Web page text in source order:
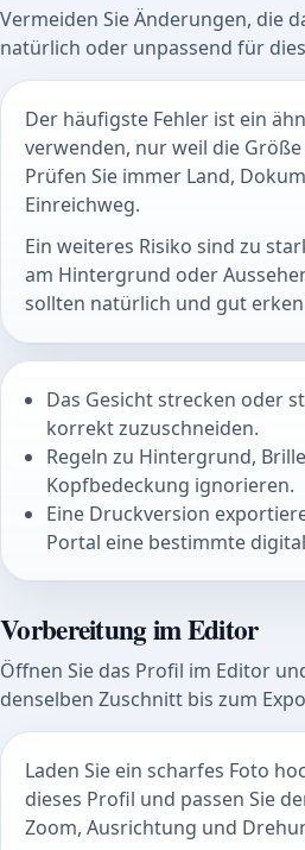
Vermeiden Sie Änderungen, die
natürlich oder unpassend für
Der häufigste Fehler ist ein
verwenden, nur weil die
Prüfen Sie immer Land,
Einreichweg.
Ein weiteres Risiko sind zu
am Hintergrund oder
sollten natürlich und gut
Das Gesicht strecken oder
korrekt zuzuschneiden.
Regeln zu Hintergrund,
Kopfbedeckung ignorieren.
Eine Druckversion
Portal eine bestimmte
Vorbereitung im Editor
Öffnen Sie das Profil im Editor
denselben Zuschnitt bis zum
Laden Sie ein scharfes Foto
dieses Profil und passen Sie
Zoom, Ausrichtung und